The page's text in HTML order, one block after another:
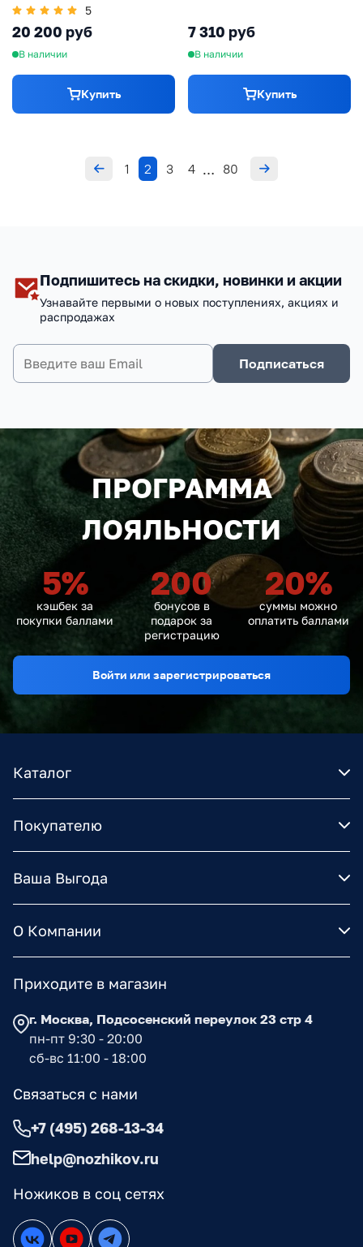
рукоять карбон
5
20 200 руб
В наличии
Купить
черный
7 310 руб
В наличии
Купить
1 2 3 4 … 80
Подпишитесь на скидки, новинки и акции
Узнавайте первыми о новых поступлениях, акциях и
распродажах
Подписаться
ПРОГРАММА
ЛОЯЛЬНОСТИ
5%
кэшбек за
покупки баллами
200
бонусов в
подарок за
регистрацию
20%
суммы можно
оплатить баллами
Войти или зарегистрироваться
Каталог
Покупателю
Ваша Выгода
О Компании
Ножиков в соц сетях
Приходите в магазин
г. Москва, Подсосенский переулок 23 стр 4
пн-пт 9:30 - 20:00
сб-вс 11:00 - 18:00
Связаться с нами
+7 (495) 268-13-34
help@nozhikov.ru